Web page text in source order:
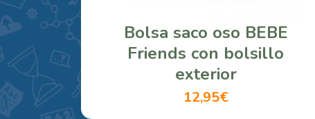
Bolsa saco oso BEBE
Friends con bolsillo
exterior
12,95€